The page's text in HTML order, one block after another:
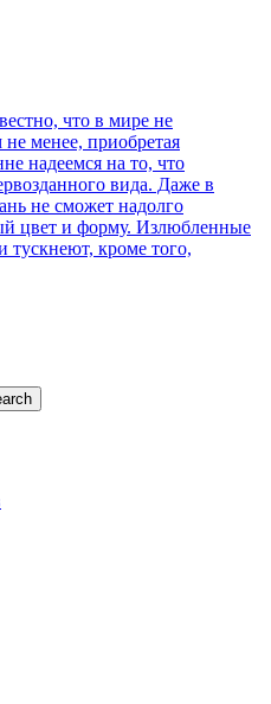
что в мире не
менее, приобретая
надеемся на то, что
вида. Даже в
не сможет надолго
цвет и форму. Излюбленные
тускнеют, кроме того,